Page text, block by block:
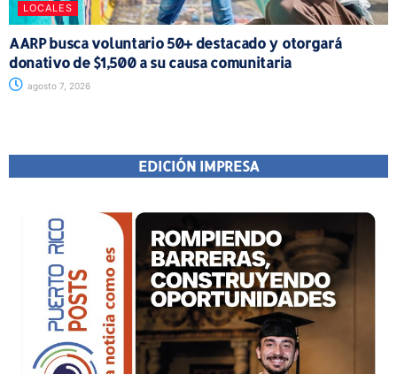
LOCALES
AARP busca voluntario 50+ destacado y otorgará
donativo de $1,500 a su causa comunitaria
agosto 7, 2026
EDICIÓN IMPRESA